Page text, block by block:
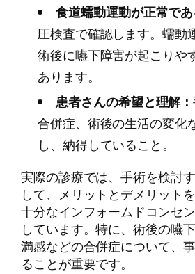
食道蠕動運動が正常であ
圧検査で確認します。蠕動
術後に嚥下障害が起こりや
あります。
患者さんの希望と理解：
合併症、術後の生活の変化
し、納得していること。
実際の診療では、手術を検討
して、メリットとデメリット
十分なインフォームドコンセ
しています。特に、術後の嚥
満感などの合併症について、
ることが重要です。